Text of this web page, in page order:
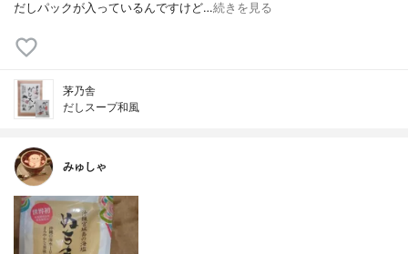
だしパックが入っているんですけど…続きを見る
茅乃舎
だしスープ和風
みゅしゃ